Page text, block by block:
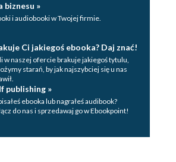
biznesu »
i audiobooki w Twojej firmie.
Ci jakiegoś ebooka? Daj znać!
w naszej ofercie brakuje jakiegoś tytulu,
starań, by jak najszybciej się u nas
publishing »
ebooka lub nagrałeś audibook?
do nas i sprzedawaj go w Ebookpoint!